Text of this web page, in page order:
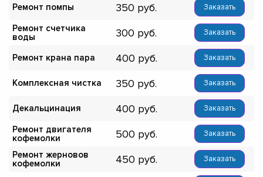
Ремонт помпы 350 Заказать
Ремонт счетчика
воды
300 Заказать
Ремонт крана пара 400 Заказать
Комплексная чистка 350 Заказать
Декальцинация 400 Заказать
Ремонт двигателя
кофемолки
500 Заказать
Ремонт жерновов
кофемолки
450 Заказать